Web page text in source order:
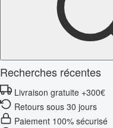
Recherches récentes
Livraison gratuite +300€
Retours sous 30 jours
Paiement 100% sécurisé